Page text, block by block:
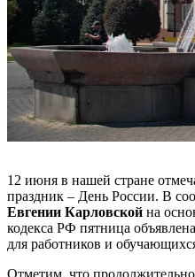
12 июня в нашей стране
праздник – День России. В
Евгении Карловской на
кодекса РФ пятница
для работников и
Отметим, что